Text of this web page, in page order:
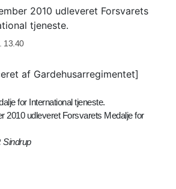
2010 udleveret Forsvarets
tjeneste.
13.40
af Gardehusarregimentet]
for International tjeneste.
2010 udleveret Forsvarets Medalje for
Sindrup